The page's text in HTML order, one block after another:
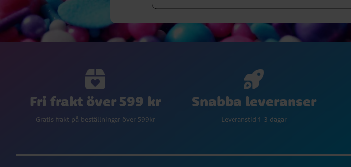
Fri frakt över 599 kr
Gratis frakt på beställningar över 599kr
Snabba leveranser
Leveranstid 1-3 dagar